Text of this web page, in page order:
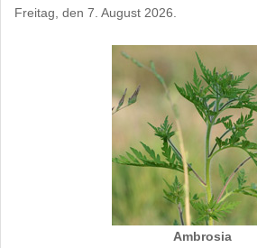
Freitag, den 7. August 2026.
Ambrosia